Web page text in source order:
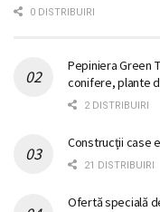
0 DISTRIBUIRI
Pepiniera Green
conifere, plante
2 DISTRIBUIRI
Construcţii case
21 DISTRIBUIRI
Ofertă specială